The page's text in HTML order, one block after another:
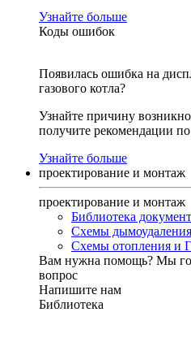
Узнайте больше
Коды ошибок
Появилась ошибка на
газового котла?
Узнайте причину
получите рекомендации
Узнайте больше
проектирование и монтаж
проектирование и монтаж
Библиотека
Схемы дымоудаления
Схемы отопления и
Вам нужна помощь? Мы
вопрос
Напишите нам
Библиотека